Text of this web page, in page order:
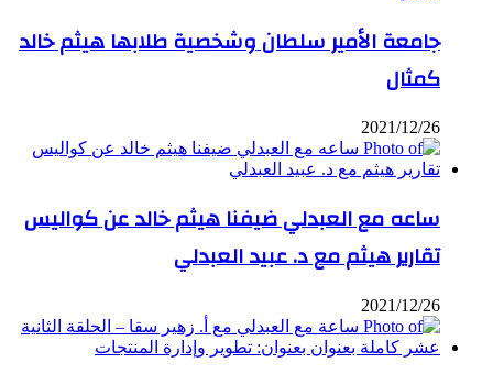
جامعة الأمير سلطان وشخصية طلابها هيثم خالد
كمثال
2021/12/26
ساعه مع العبدلي ضيفنا هيثم خالد عن كواليس
تقارير هيثم مع د. عبيد العبدلي
2021/12/26